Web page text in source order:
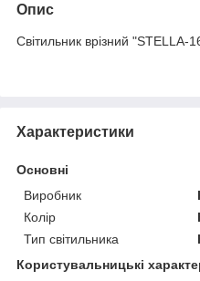
Опис
Світильник врізний "STELLA-
Характеристики
Основні
Виробник
Колір
Тип світильника
Користувальницькі